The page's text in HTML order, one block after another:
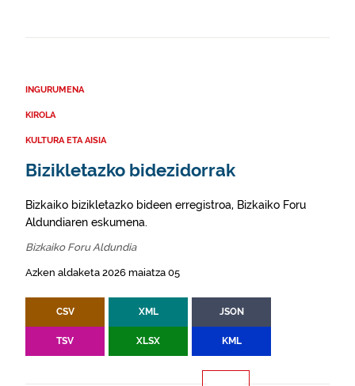
INGURUMENA
KIROLA
KULTURA ETA AISIA
Bizikletazko bidezidorrak
Bizkaiko bizikletazko bideen erregistroa, Bizkaiko Foru
Aldundiaren eskumena.
Bizkaiko Foru Aldundia
Azken aldaketa 2026 maiatza 05
CSV XML JSON
TSV XLSX KML